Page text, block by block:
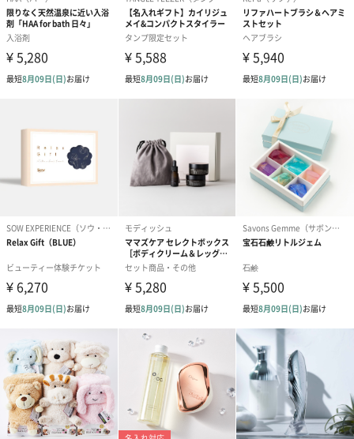
のしカード
商品の形質上、のしを直接添付できない商品にのし風のカードを
同梱します。
結婚祝い（御結婚御
祝）（110円）
出産祝い（御出産御
祝）（110円）
（110円）
生花
生花のブーケを同梱します。
※9-15時にご注文いただく場合、最短のお届け可能日が通常より
も1日遅くなります。